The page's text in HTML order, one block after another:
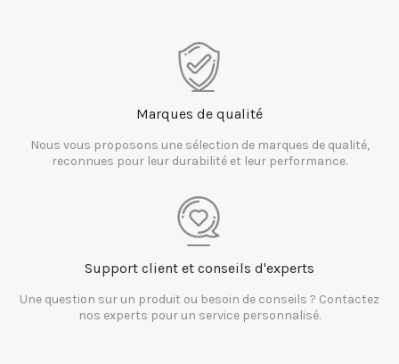
Marques de qualité
Nous vous proposons une sélection de marques de qualité,
reconnues pour leur durabilité et leur performance.
Support client et conseils d'experts
Une question sur un produit ou besoin de conseils ? Contactez
nos experts pour un service personnalisé.